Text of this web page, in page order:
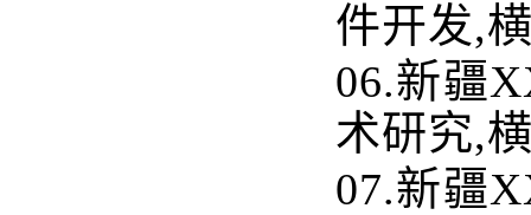
件开发,
06.新疆
术研究,
07.新疆